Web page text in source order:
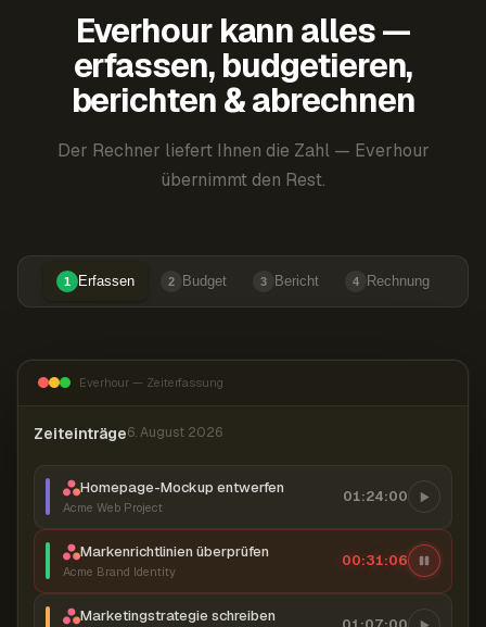
Everhour kann alles —
erfassen, budgetieren,
berichten & abrechnen
Der Rechner liefert Ihnen die Zahl — Everhour
übernimmt den Rest.
1 Erfassen 2 Budget 3 Bericht 4 Rechnung
Everhour — Zeiterfassung
Zeiteinträge6. August 2026
Homepage-Mockup entwerfen
Acme Web Project
01:24:00
Markenrichtlinien überprüfen
Acme Brand Identity
00:31:07
Marketingstrategie schreiben